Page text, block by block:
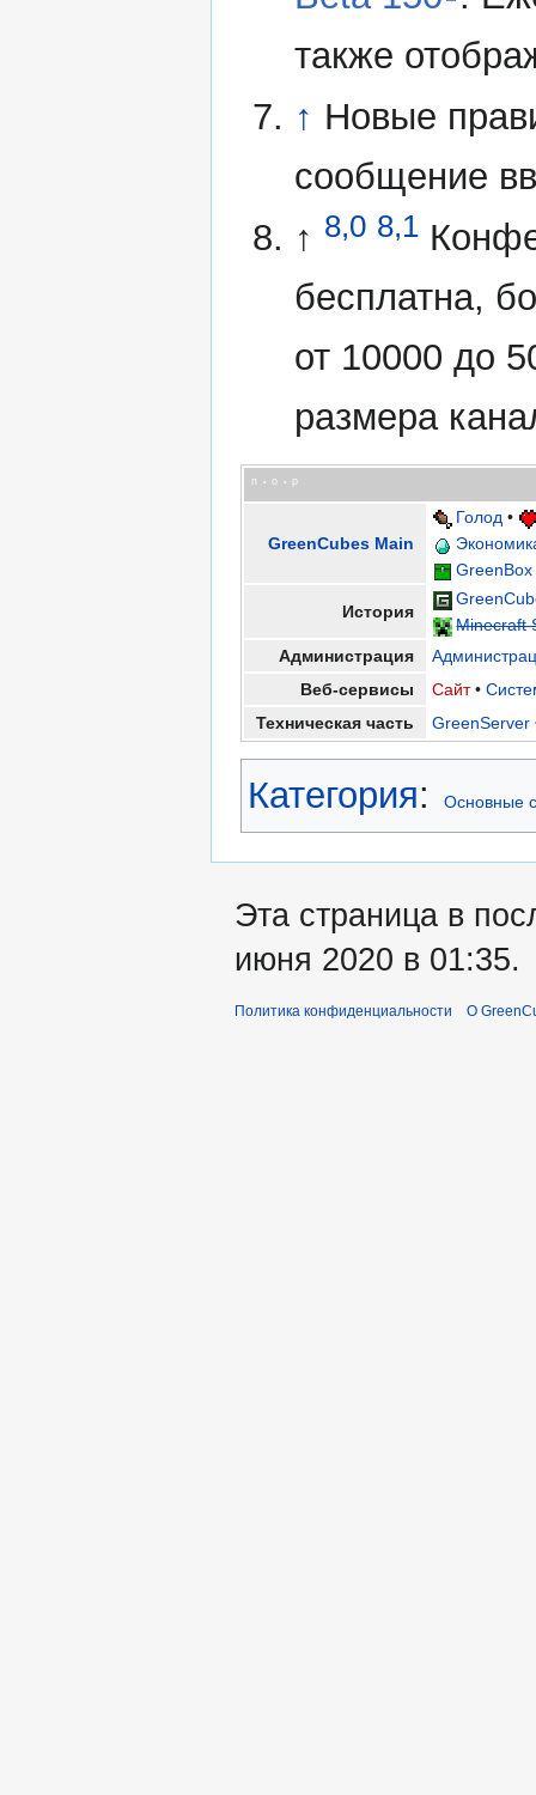
также
↑ Новые
сообщение
↑ 8,0 8,1
бесплатна,
от 10000 до
размера
п • о • р
GreenCubes Main
Голод •
GreenBox
История
Minecraft
Администрация
Веб-сервисы
Сайт•
Техническая часть
GreenServer
Категория: Основные
Эта страница в
июня 2020 в 01:35.
Политика конфиденциальности О